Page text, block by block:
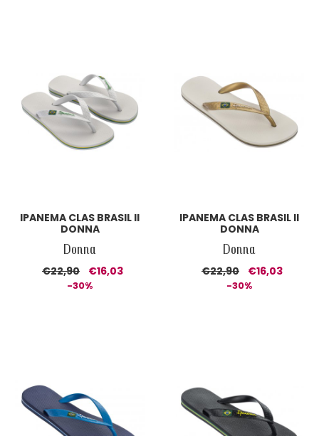
IPANEMA CLAS BRASIL II
DONNA
Donna
€22,90 €16,03
-30%
IPANEMA CLAS BRASIL II
DONNA
Donna
€22,90 €16,03
-30%